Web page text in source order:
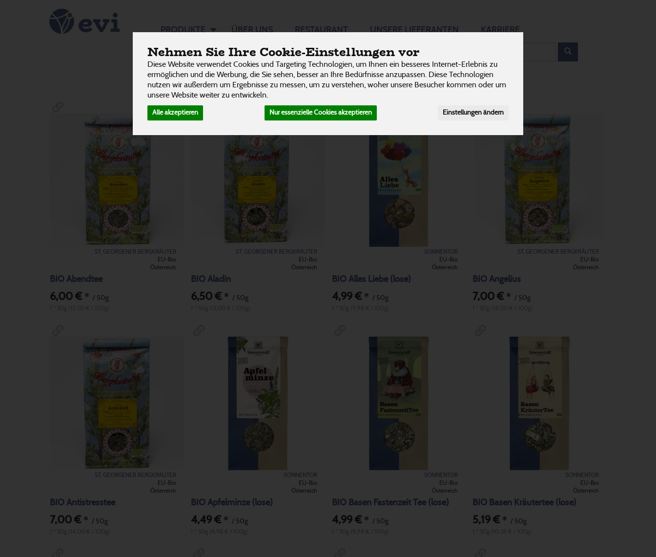
Nehmen Sie Ihre Cookie-Einstellungen vor
Diese Website verwendet Cookies und Targeting Technologien, um Ihnen ein besseres Internet-Erlebnis zu
ermöglichen und die Werbung, die Sie sehen, besser an Ihre Bedürfnisse anzupassen. Diese Technologien
nutzen wir außerdem um Ergebnisse zu messen, um zu verstehen, woher unsere Besucher kommen oder um
unsere Website weiter zu entwickeln.
Alle akzeptieren Nur essenzielle Cookies akzeptieren Einstellungen ändern
PRODUKTE ÜBER UNS RESTAURANT UNSERE LIEFERANTEN KARRIERE
Tee lose
Ernährung Allergene
ST. GEORGENER BERGKRÄUTER
EU-Bio
Österreich
BIO Abendtee
6,00 € * / 50g
ST. GEORGENER BERGKRÄUTER
EU-Bio
Österreich
BIO Aladin
6,50 €* / 50g
SONNENTOR
EU-Bio
Österreich
BIO Alles Liebe (lose)
4,99 €* / 50g
ST. GEORGENER BERGKRÄUTER
EU-Bio
Österreich
BIO Angelius
7,00 € * / 50g
ST. GEORGENER BERGKRÄUTER
EU-Bio
Österreich
BIO Antistresstee
7,00 € * / 50g
SONNENTOR
EU-Bio
Österreich
BIO Apfelminze (lose)
4,49 €* / 50g
SONNENTOR
EU-Bio
Österreich
BIO Basen Fastenzeit Tee (lose)
4,99 €* / 50g
SONNENTOR
EU-Bio
Österreich
BIO Basen Kräutertee (lose)
5,19 € * / 50g